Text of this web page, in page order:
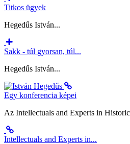
Titkos ügyek
Hegedűs István...
Sakk - túl gyorsan, túl...
Hegedűs István...
Egy konferencia képei
Az Intellectuals and Experts in
Intellectuals and Experts in...